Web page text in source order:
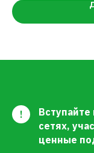
!
сетях,
ценные